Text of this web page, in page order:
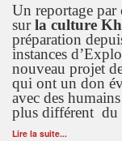
Un reportage par
surla culture
préparation
instances
nouveau projet
qui ont un don
avec des
plus différent du
Lire la suite...